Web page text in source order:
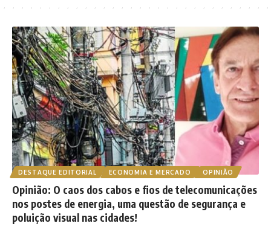
DESTAQUE EDITORIAL ECONOMIA E MERCADO OPINIÃO
Opinião: O caos dos cabos e fios de telecomunicações
nos postes de energia, uma questão de segurança e
poluição visual nas cidades!